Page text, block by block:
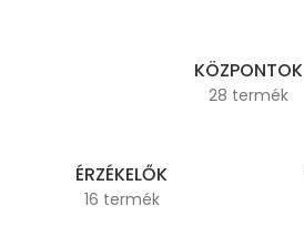
KÖZPONTOK
28 termék
ÉRZÉKELŐK
16 termék